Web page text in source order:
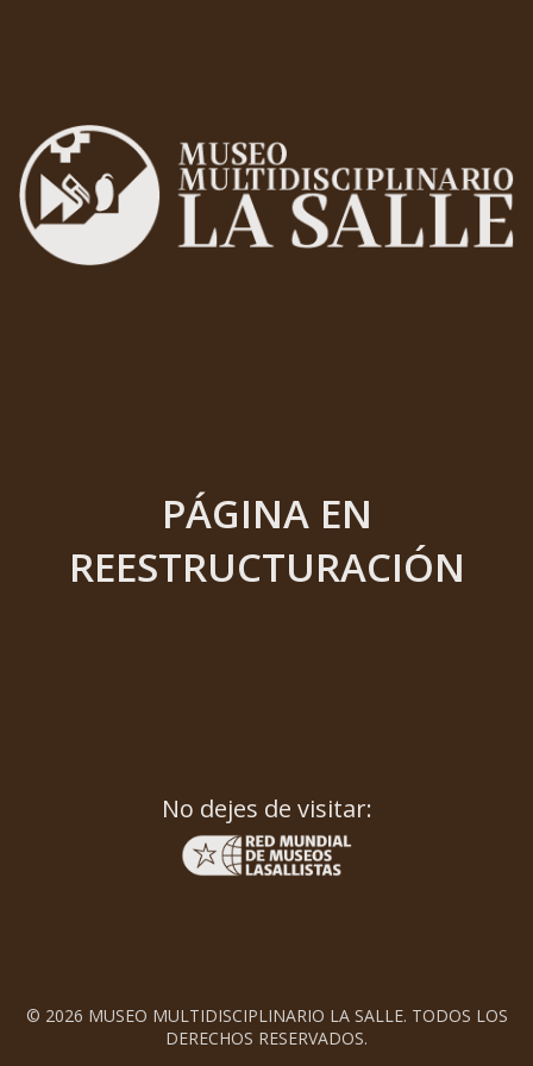
PÁGINA EN
REESTRUCTURACIÓN
No dejes de visitar:
© 2026 MUSEO MULTIDISCIPLINARIO LA SALLE. TODOS LOS
DERECHOS RESERVADOS.